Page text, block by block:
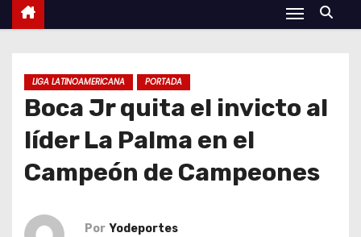
LIGA LATINOAMERICANA PORTADA
Boca Jr quita el invicto al
líder La Palma en el
Campeón de Campeones
Por Yodeportes